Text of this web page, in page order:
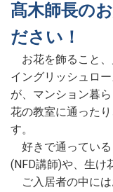
髙木師長の
ださい！
お花を飾ること、
イングリッシュロ
が、マンション暮
花の教室に通った
す。
好きで通っている
(NFD講師)や、生け
ご入居者の中には